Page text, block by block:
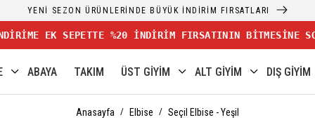
YENİ SEZON ÜRÜNLERİNDE BÜYÜK İNDİRİM FIRSATLARI
EK SEPETTE %20 İNDİRİM FIRSATININ BİTMESİNE
ABAYA TAKIM ÜST GİYİM ALT GİYİM DIŞ GİYİM
Anasayfa Elbise Seçil Elbise - Yeşil